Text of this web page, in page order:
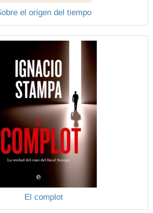
el origen del tiempo
El complot